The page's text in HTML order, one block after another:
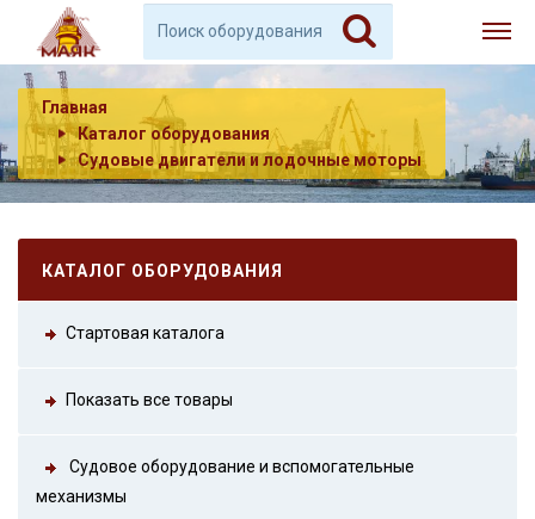
Главная
Каталог оборудования
Судовые двигатели и лодочные моторы
КАТАЛОГ ОБОРУДОВАНИЯ
Стартовая каталога
Показать все товары
Судовое оборудование и вспомогательные
механизмы